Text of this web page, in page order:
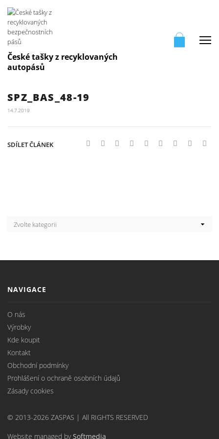
České tašky z recyklovaných
autopásů
SPZ_BAS_48-19
14.7.2019
SDÍLET ČLÁNEK
NAVIGACE
O nás
Výrobky
Kde koupit
Kontakt
Obchodní podmínky
Prohlášení o ochraně osobních údajů
Zásady cookies
© 2013-2026 ZASPAS | All RIGHTS RESERVED
Website managed bySoftmedia